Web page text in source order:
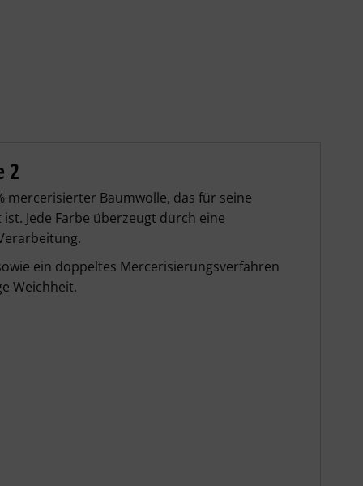
2
mercerisierter Baumwolle, das für seine
Jede Farbe überzeugt durch eine
ein doppeltes Mercerisierungsverfahren
Weichheit.